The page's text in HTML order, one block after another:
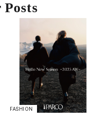
FASHION